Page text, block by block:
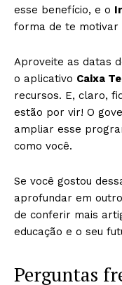
esse benefício, e o
forma de te motivar
Aproveite as datas
o aplicativo Caixa
recursos. E, claro,
estão por vir! O
ampliar esse
como você.
Se você gostou
aprofundar em
de conferir mais
educação e o seu
Perguntas